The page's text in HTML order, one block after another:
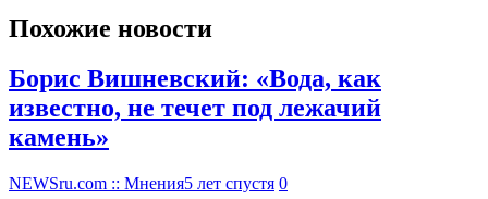
Похожие новости
Борис Вишневский: «Вода, как
известно, не течет под лежачий
камень»
NEWSru.com :: Мнения5 лет спустя 0